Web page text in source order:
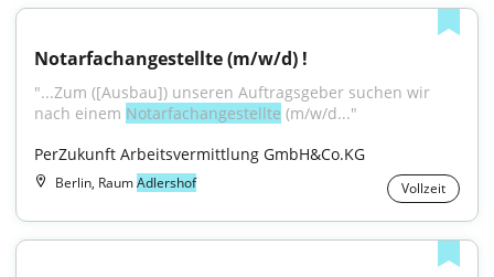
Notarfachangestellte (m/w/d) !
"...Zum ([Ausbau]) unseren Auftragsgeber suchen wir
nach einem Notarfachangestellte (m/w/d..."
PerZukunft Arbeitsvermittlung GmbH&Co.KG
Berlin, RaumAdlershof Vollzeit